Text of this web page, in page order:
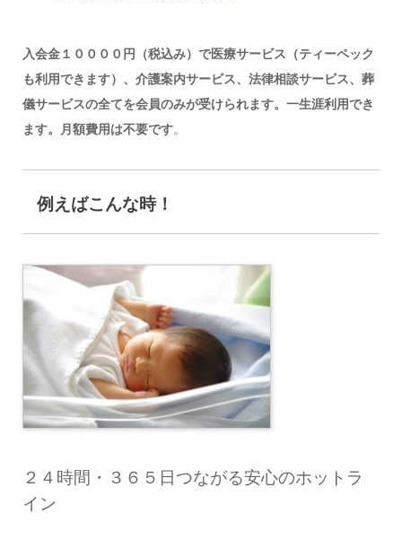
入会金１００００円（税込み）で医療サービス（ティーペック
も利用できます）、介護案内サービス、法律相談サービス、葬
儀サービスの全てを会員のみが受けられます。一生涯利用でき
ます。月額費用は不要です。
例えばこんな時！
２４時間・３６５日つながる安心のホットラ
イン